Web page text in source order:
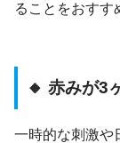
ることをおすす
🔸 赤みが3
一時的な刺激や